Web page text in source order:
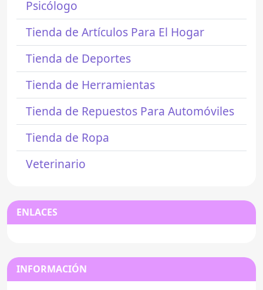
Psicólogo
Tienda de Artículos Para El Hogar
Tienda de Deportes
Tienda de Herramientas
Tienda de Repuestos Para Automóviles
Tienda de Ropa
Veterinario
ENLACES
INFORMACIÓN